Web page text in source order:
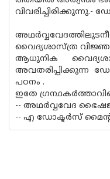
വൈദ്യശാസ്ത്ര
ആധുനിക
അവതരിപ്പിക്കുന്ന
പഠനം .
ഇതേ
-- അഥര്‍വ്വവേദ
-- എ ഡോക്ടര്‍സ്